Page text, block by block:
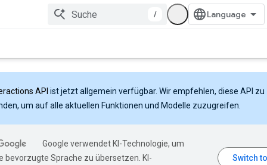
/
API ist jetzt allgemein verfügbar. Wir empfehlen, diese API zu
um auf alle aktuellen Funktionen und Modelle zuzugreifen.
Google verwendet KI-Technologie, um
bevorzugte Sprache zu übersetzen. KI-